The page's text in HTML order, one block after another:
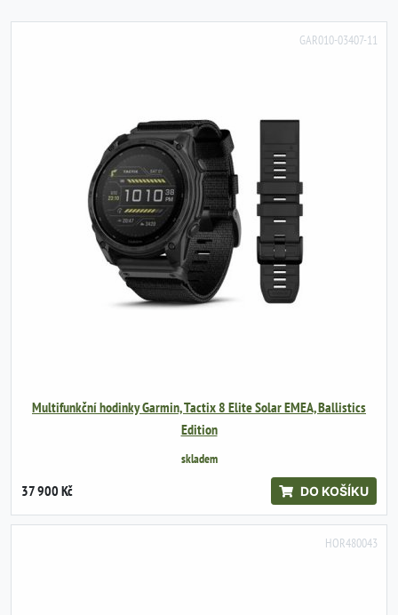
GAR010-03407-11
Multifunkční hodinky Garmin, Tactix 8 Elite Solar EMEA, Ballistics
Edition
skladem
37 900 Kč DO KOŠÍKU
HOR480043